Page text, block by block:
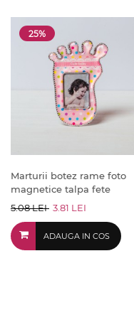
25%
Marturii botez rame foto
magnetice talpa fete
5.08 LEI 3.81 LEI
ADAUGA IN COS